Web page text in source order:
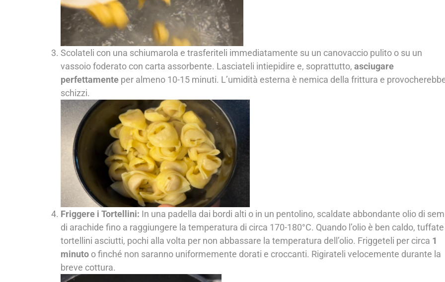
Scolateli con una schiumarola e trasferiteli immediatamente su un canovaccio pulito o su un
vassoio foderato con carta assorbente. Lasciateli intiepidire e, soprattutto, asciugare
perfettamente per almeno 10-15 minuti. L’umidità esterna è nemica della frittura e
schizzi.
Friggere i Tortellini: In una padella dai bordi alti o in un pentolino, scaldate abbondante olio di
di arachide fino a raggiungere la temperatura di circa 170-180°C. Quando l’olio è ben caldo,
tortellini asciutti, pochi alla volta per non abbassare la temperatura dell’olio. Friggeteli per circa 1
minuto o finché non saranno uniformemente dorati e croccanti. Rigirateli velocemente durante la
breve cottura.